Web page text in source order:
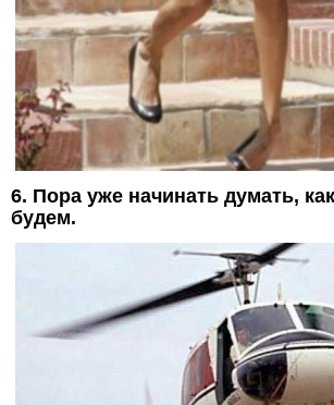
6. Пора уже начинать думать,
будем.